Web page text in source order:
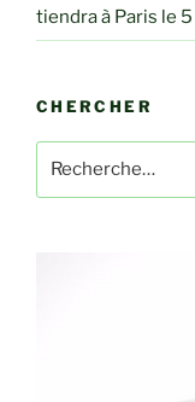
tiendra à Paris le
CHERCHER
pour